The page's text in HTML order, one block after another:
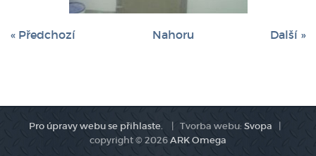
« Předchozí Nahoru Další »
Pro úpravy webu se přihlaste. | Tvorba webu: Svopa |
copyright © 2026ARK Omega